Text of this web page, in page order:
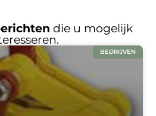
die u mogelijk
BEDRIJVEN